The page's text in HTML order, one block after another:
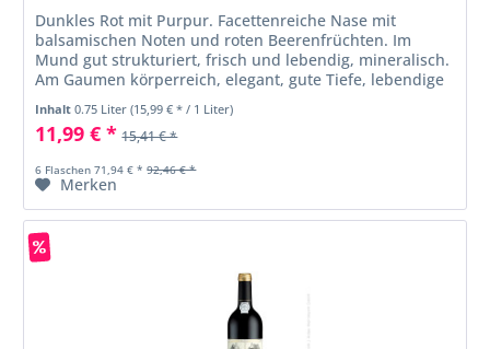
Dunkles Rot mit Purpur. Facettenreiche Nase mit
balsamischen Noten und roten Beerenfrüchten. Im
Mund gut strukturiert, frisch und lebendig, mineralisch.
Am Gaumen körperreich, elegant, gute Tiefe, lebendige
Säure, mittellanger Abgang....
Inhalt0.75 Liter(15,99 € * / 1 Liter)
11,99 € * 15,41 € *
6 Flaschen 71,94 € * 92,46 € *
Merken